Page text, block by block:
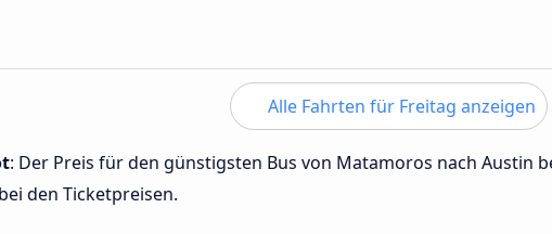
Alle Fahrten für Freitag anzeigen
: Der Preis für den günstigsten Bus von Matamoros nach Austin
den Ticketpreisen.